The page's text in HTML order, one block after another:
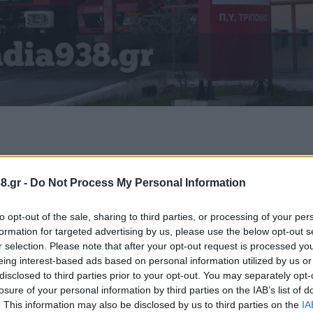
- Do Not Process My Personal Information
opt-out of the sale, sharing to third parties, or processing of your
for targeted advertising by us, please use the below opt-out
selection. Please note that after your opt-out request is processed
interest-based ads based on personal information utilized by us
to third parties prior to your opt-out. You may separately
of your personal information by third parties on the IAB’s list of
This information may also be disclosed by us to third parties on the
στα γραφεία της Διεύθυνσης
θα πραγματοποιηθεί η υπογραφή
εκπροσωπείται από τον Διευθυντή
Υπηρεσιών Νομού Αρκαδίας,
Κωνσταντίνο Γραφάκο.
Παιδείας, η καλλιέργεια
δεξιοτήτων που συμβάλλουν στη